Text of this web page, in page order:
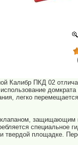
Калибр ПКД 02
легко
защищающим
специальное
твердой площадке.